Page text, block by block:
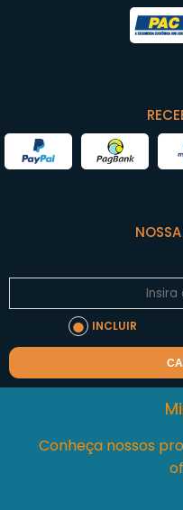
INCLUIR
Conheça nossos